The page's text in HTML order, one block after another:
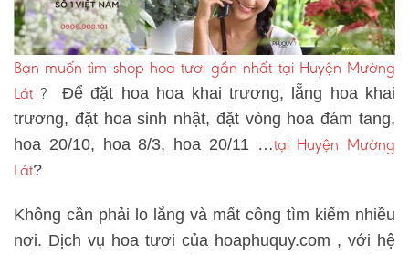
Bạn muốn tìm shop hoa tươi gần nhất tại Huyện Mường
Lát ? Để đặt hoa hoa khai trương, lẵng hoa khai
trương, đặt hoa sinh nhật, đặt vòng hoa đám tang,
hoa 20/10, hoa 8/3, hoa 20/11 …tại Huyện Mường
Lát?
Không cần phải lo lắng và mất công tìm kiếm nhiều
nơi. Dịch vụ hoa tươi của hoaphuquy.com , với hệ